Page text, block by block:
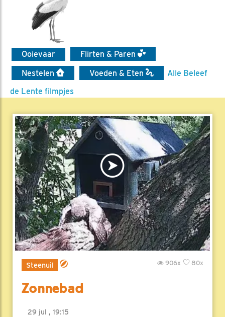
Ooievaar
Flirten & Paren
Nestelen
Voeden & Eten
Alle Beleef
de Lente filmpjes
Steenuil 80x
906x
Zonnebad
29 jul , 19:15